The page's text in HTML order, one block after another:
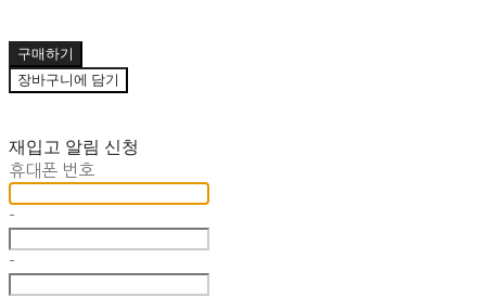
구매하기
장바구니에 담기
재입고 알림 신청
휴대폰 번호
-
-